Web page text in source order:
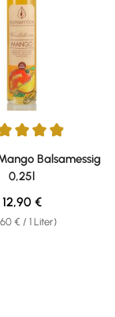
Bewertung
Balsamessig
0,25l
€ / 1 Liter)
Regulärer Preis:
12,90 €